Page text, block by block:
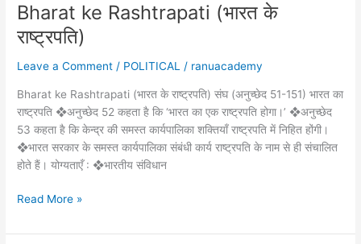
Bharat ke Rashtrapati (भारत के
राष्ट्रपति)
Leave a Comment / POLITICAL / ranuacademy
Bharat ke Rashtrapati (भारत के राष्ट्रपति) संघ (अनुच्छेद 51-151) भारत का
राष्ट्रपति ❖अनुच्छेद 52 कहता है कि ‘भारत का एक राष्ट्रपति होगा।’ ❖अनुच्छेद
53 कहता है कि केन्द्र की समस्त कार्यपालिका शक्तियाँ राष्ट्रपति में निहित होंगी।
❖भारत सरकार के समस्त कार्यपालिका संबंधी कार्य राष्ट्रपति के नाम से ही संचालित
होते हैं। योग्यताएँ : ❖भारतीय संविधान
Bharat
Rashtrapati
Read More »